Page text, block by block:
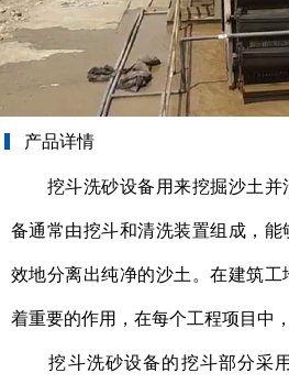
产品详情
挖斗洗砂设备用来挖掘沙土并
备通常由挖斗和清洗装置组成，
效地分离出纯净的沙土。在建筑
着重要的作用，在每个工程项目中
挖斗洗砂设备的挖斗部分采用